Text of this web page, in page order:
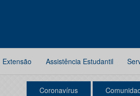
Extensão Assistência Estudantil
Coronavírus